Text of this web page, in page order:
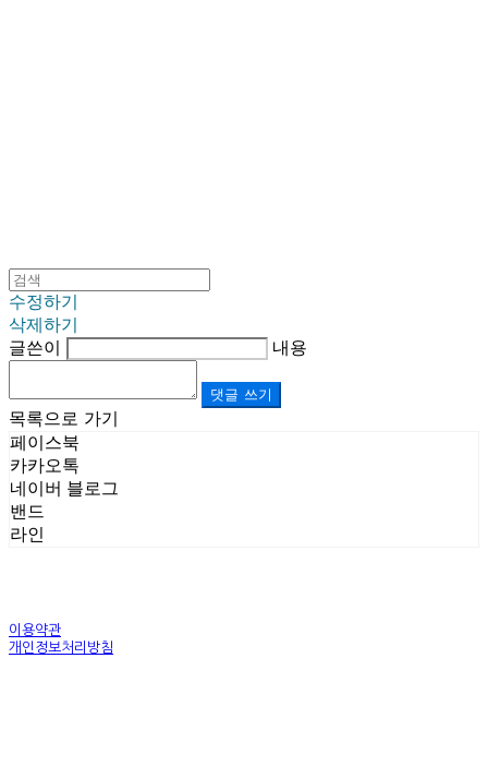
수정하기
삭제하기
글쓴이
내용
댓글 쓰기
목록으로 가기
페이스북
카카오톡
네이버 블로그
밴드
라인
이용약관
개인정보처리방침